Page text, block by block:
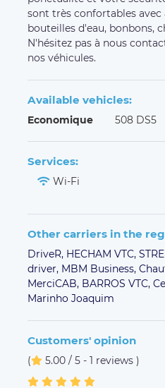
sont très confortables
bouteilles d'eau, bonbons,
N'hésitez pas à nous
nos véhicules.
Available vehicles:
Economique 508 DS5
Services:
Wi-Fi
Other carriers in the
DriveR, HECHAM VTC,
driver, MBM Business,
MerciCAB, BARROS VTC,
Marinho Joaquim
Customers' opinion
( 5.00 / 5 - 1 reviews )